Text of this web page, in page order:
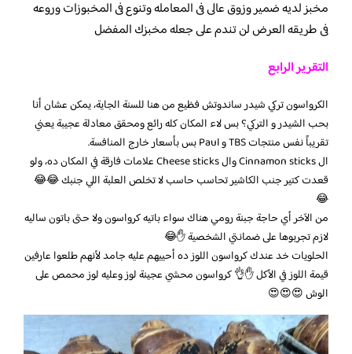
مخبز لديه ضمير وزوق عالى فى المعامله وتنوع فى المخبوزات وروعه
فى طريقه العرض لن تندم على جعله مخبزك المفضل
التقرير الرابع
الكرواسون تركي شيدر ساندوتش فظيع من هنا للسنة الجاية، يمكن عشان أنا
بحب الشيدر و التركي؟ بس لاء المكان كله رائع ومحقق معادلة عجيبة يعني
تقريباً نفس منتجات TBS و Paul بس بأسعار خارج المنافسة.
ال Cinnamon sticks وال Cheese sticks علامات فارقة في المكان ده، ولو
قعدت كتير جنب الكاشير تحاسب حاسب لا تخلص العلبة اللي جنبك 😂😂
😂
من الآخر أي حاجة جبنة رومي هناك سواء باتيه كرواسون ولا حتى باتون ساليه
لازم تجربوها على ضمانتي الشخصية ✋😂
الحلويات خد عندك كرواسون اللوز ده أحييهم عليه جامد لأنهم طلعوا عارفين
قيمة اللوز في الأكل ✋👌 كرواسون محشي عجينة لوز وعليه لوز محمص على
الوش 😍😍😍